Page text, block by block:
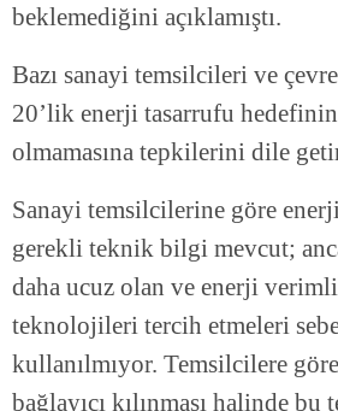
beklemediğini açıklamıştı.
Bazı sanayi temsilcileri ve
20’lik enerji tasarrufu hedefinin
olmamasına tepkilerini dile
Sanayi temsilcilerine göre
gerekli teknik bilgi mevcut;
daha ucuz olan ve enerji
teknolojileri tercih etmeleri
kullanılmıyor. Temsilcilere
bağlayıcı kılınması halinde